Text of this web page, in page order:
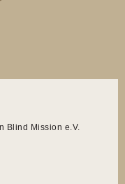
Blind Mission e.V.